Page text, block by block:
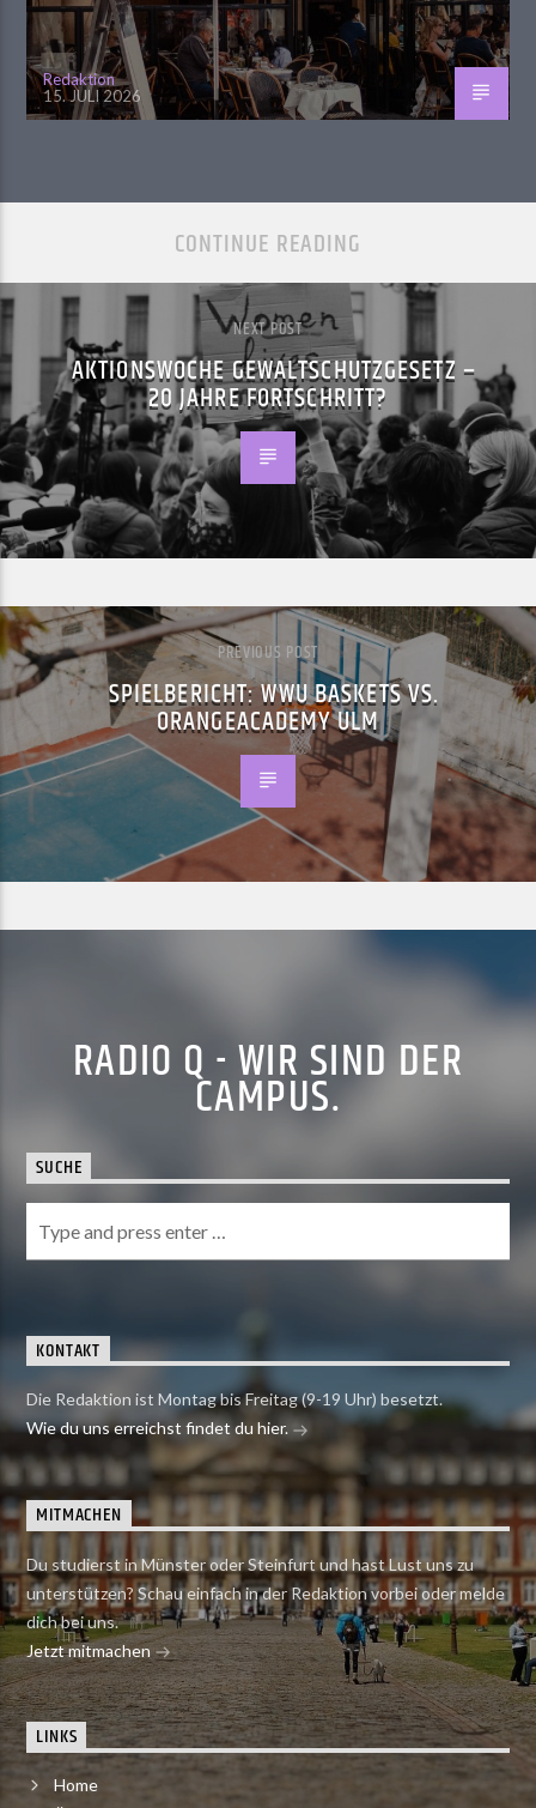
Redaktion
15. JULI 2026
CONTINUE READING
NEXT POST
AKTIONSWOCHE GEWALTSCHUTZGESETZ –
20 JAHRE FORTSCHRITT?
PREVIOUS POST
SPIELBERICHT: WWU BASKETS VS.
ORANGEACADEMY ULM
RADIO Q - WIR SIND DER
CAMPUS.
SUCHE
KONTAKT
Die Redaktion ist Montag bis Freitag (9-19 Uhr) besetzt.
Wie du uns erreichst findet du hier.
MITMACHEN
Du studierst in Münster oder Steinfurt und hast Lust uns zu
unterstützen? Schau einfach in der Redaktion vorbei oder melde
dich bei uns.
Jetzt mitmachen
LINKS
Home